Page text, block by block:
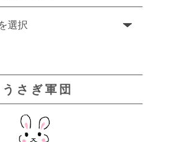
うさぎ軍団